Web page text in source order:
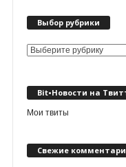
Выбор рубрики
Выбор
Bit•Новости на
Мои твиты
Свежие